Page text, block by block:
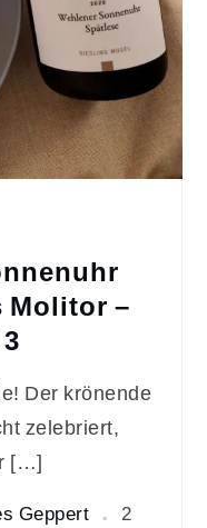
Molitor –
Der krönende
zelebriert,
[…]
Geppert
2